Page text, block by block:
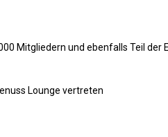
Mitgliedern und ebenfalls Teil der
Lounge vertreten